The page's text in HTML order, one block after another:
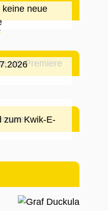
keine neue
US-Premiere
zum Kwik-E-